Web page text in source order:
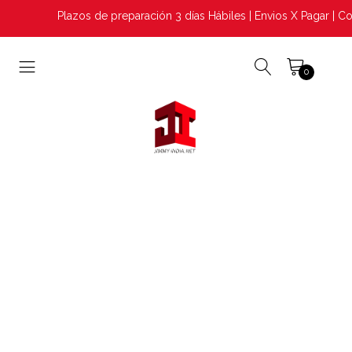
Plazos de preparación 3 días Hábiles | Envios X Pagar |
0